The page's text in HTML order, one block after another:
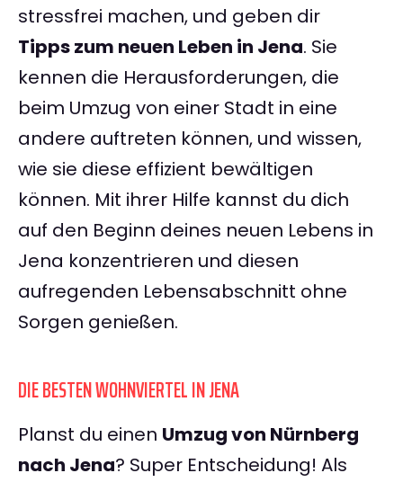
stressfrei machen, und geben dir
Tipps zum neuen Leben in Jena. Sie
kennen die Herausforderungen, die
beim Umzug von einer Stadt in eine
andere auftreten können, und wissen,
wie sie diese effizient bewältigen
können. Mit ihrer Hilfe kannst du dich
auf den Beginn deines neuen Lebens in
Jena konzentrieren und diesen
aufregenden Lebensabschnitt ohne
Sorgen genießen.
DIE BESTEN WOHNVIERTEL IN JENA
Planst du einen Umzug von Nürnberg
nach Jena? Super Entscheidung! Als